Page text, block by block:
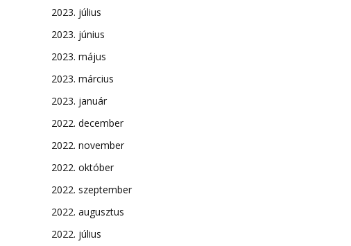
2023. július
2023. június
2023. május
2023. március
2023. január
2022. december
2022. november
2022. október
2022. szeptember
2022. augusztus
2022. július